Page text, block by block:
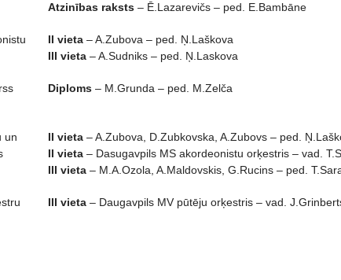
Atzinības raksts – Ē.Lazarevičs – ped. E.Bambāne
II vieta – A.Zubova – ped. Ņ.Laškova
III vieta – A.Sudniks – ped. Ņ.Laskova
Diploms – M.Grunda – ped. M.Zelča
un
II vieta – A.Zubova, D.Zubkovska, A.Zubovs – ped.
II vieta – Dasugavpils MS akordeonistu orķestris – vad.
III vieta – M.A.Ozola, A.Maldovskis, G.Rucins – ped.
III vieta – Daugavpils MV pūtēju orķestris – vad.
sasniegumi 2011./2012. m.gadā